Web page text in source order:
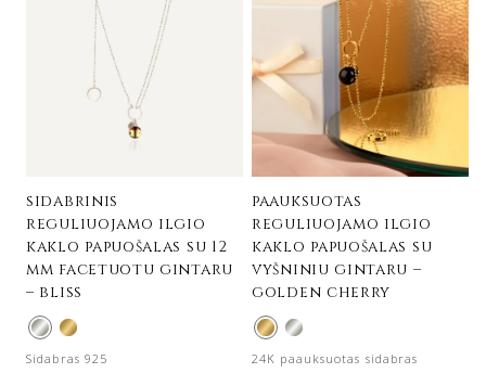
sidabrinis
reguliuojamo ilgio
kaklo papuošalas su 12
mm facetuotu gintaru
– bliss
Sidabras 925
paauksuotas
reguliuojamo ilgio
kaklo papuošalas su
vyšniniu gintaru –
golden cherry
24K paauksuotas sidabras